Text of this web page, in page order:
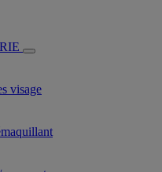
visage